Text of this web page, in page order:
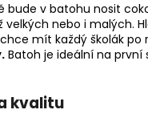
bude v batohu nosit
nebo i malých.
mít každý školák po
Batoh je ideální na první
kvalitu